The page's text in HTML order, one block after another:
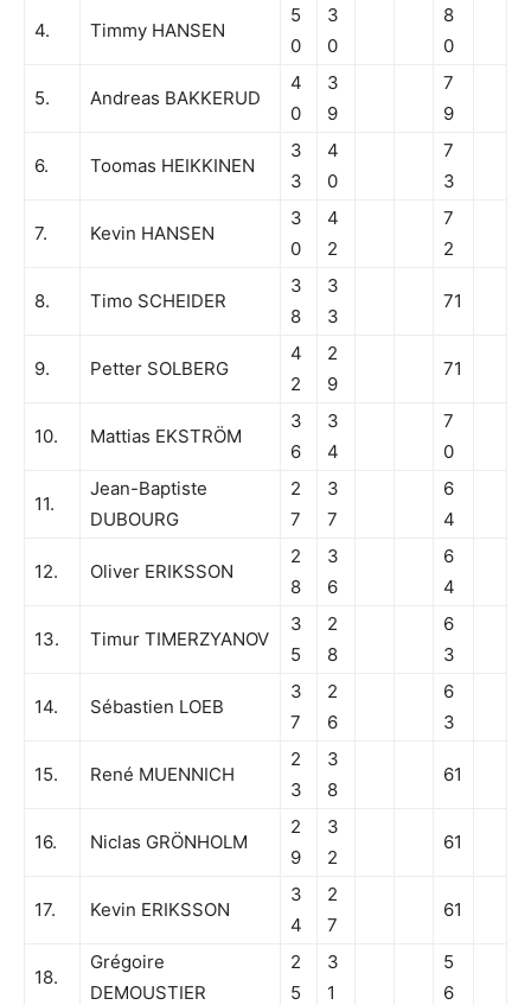
4. Timmy HANSEN
5
0
3
0
8
0
5. Andreas BAKKERUD
4
0
3
9
7
9
6. Toomas HEIKKINEN
3
3
4
0
7
3
7. Kevin HANSEN
3
0
4
2
7
2
8. Timo SCHEIDER
3
8
3
3
71
9. Petter SOLBERG
4
2
2
9
71
10. Mattias EKSTRÖM
3
6
3
4
7
0
11.
Jean-Baptiste
DUBOURG
2
7
3
7
6
4
12. Oliver ERIKSSON
2
8
3
6
6
4
13. Timur TIMERZYANOV
3
5
2
8
6
3
14. Sébastien LOEB
3
7
2
6
6
3
15. René MUENNICH
2
3
3
8
61
16. Niclas GRÖNHOLM
2
9
3
2
61
17. Kevin ERIKSSON
3
4
2
7
61
18.
Grégoire
DEMOUSTIER
2
5
3
1
5
6